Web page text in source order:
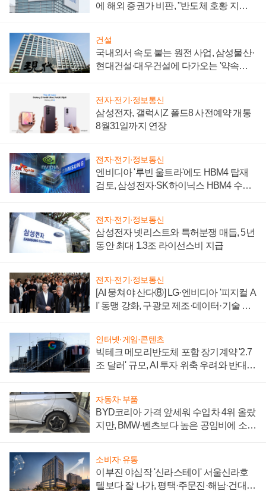
에 해외 증권가 비판, "반도체 호황 지속
건설
국내외서 속도 붙는 원전 사업, 삼성물산·
현대건설·대우건설에 다가오는 '약속의
전자·전기·정보통신
삼성전자, 갤럭시Z 폴드8 사전예약 개통
8월31일까지 연장
전자·전기·정보통신
엔비디아 '루빈 울트라'에도 HBM4 탑재
검토, 삼성전자·SK하이닉스 HBM4 수율
전자·전기·정보통신
삼성전자 넷리스트와 특허분쟁 매듭, 5년
동안 최대 1.3조 라이선스비 지급
전자·전기·정보통신
[AI 뭉쳐야 산다⑧] LG·엔비디아 '피지컬 A
I' 동맹 강화, 구광모 제조·데이터·기술 결
인터넷·게임·콘텐츠
빅테크 메모리반도체 포함 장기계약 '2.7
조 달러' 규모, AI 투자 위축 우려와 반대
자동차·부품
BYD코리아 가격 앞세워 수입차 4위 올랐
지만, BMW·벤츠보다 높은 공임비에 소비
소비자·유통
이부진 야심작 '신라스테이' 서울신라호
텔보다 잘 나가, 평택·주문진·해남·건대로